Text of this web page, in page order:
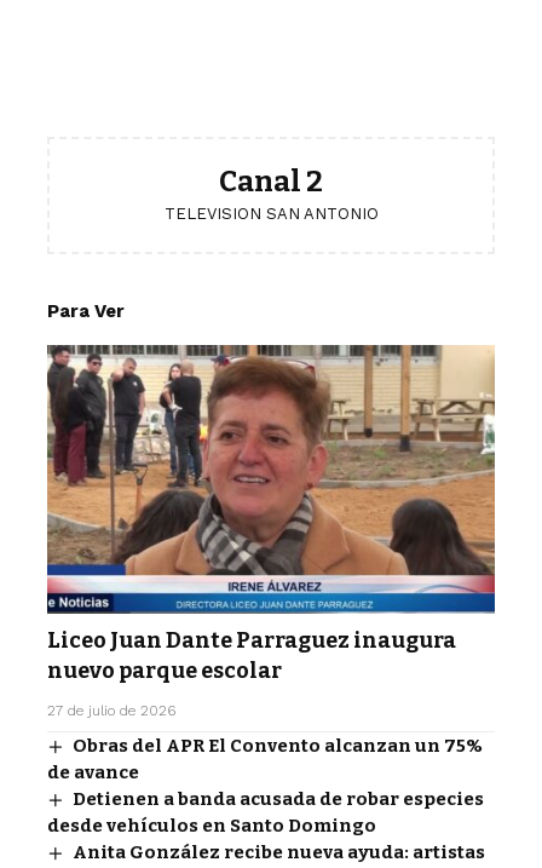
Canal 2
TELEVISION SAN ANTONIO
Para Ver
Liceo Juan Dante Parraguez inaugura
nuevo parque escolar
27 de julio de 2026
Obras del APR El Convento alcanzan un 75%
de avance
Detienen a banda acusada de robar especies
desde vehículos en Santo Domingo
Anita González recibe nueva ayuda: artistas